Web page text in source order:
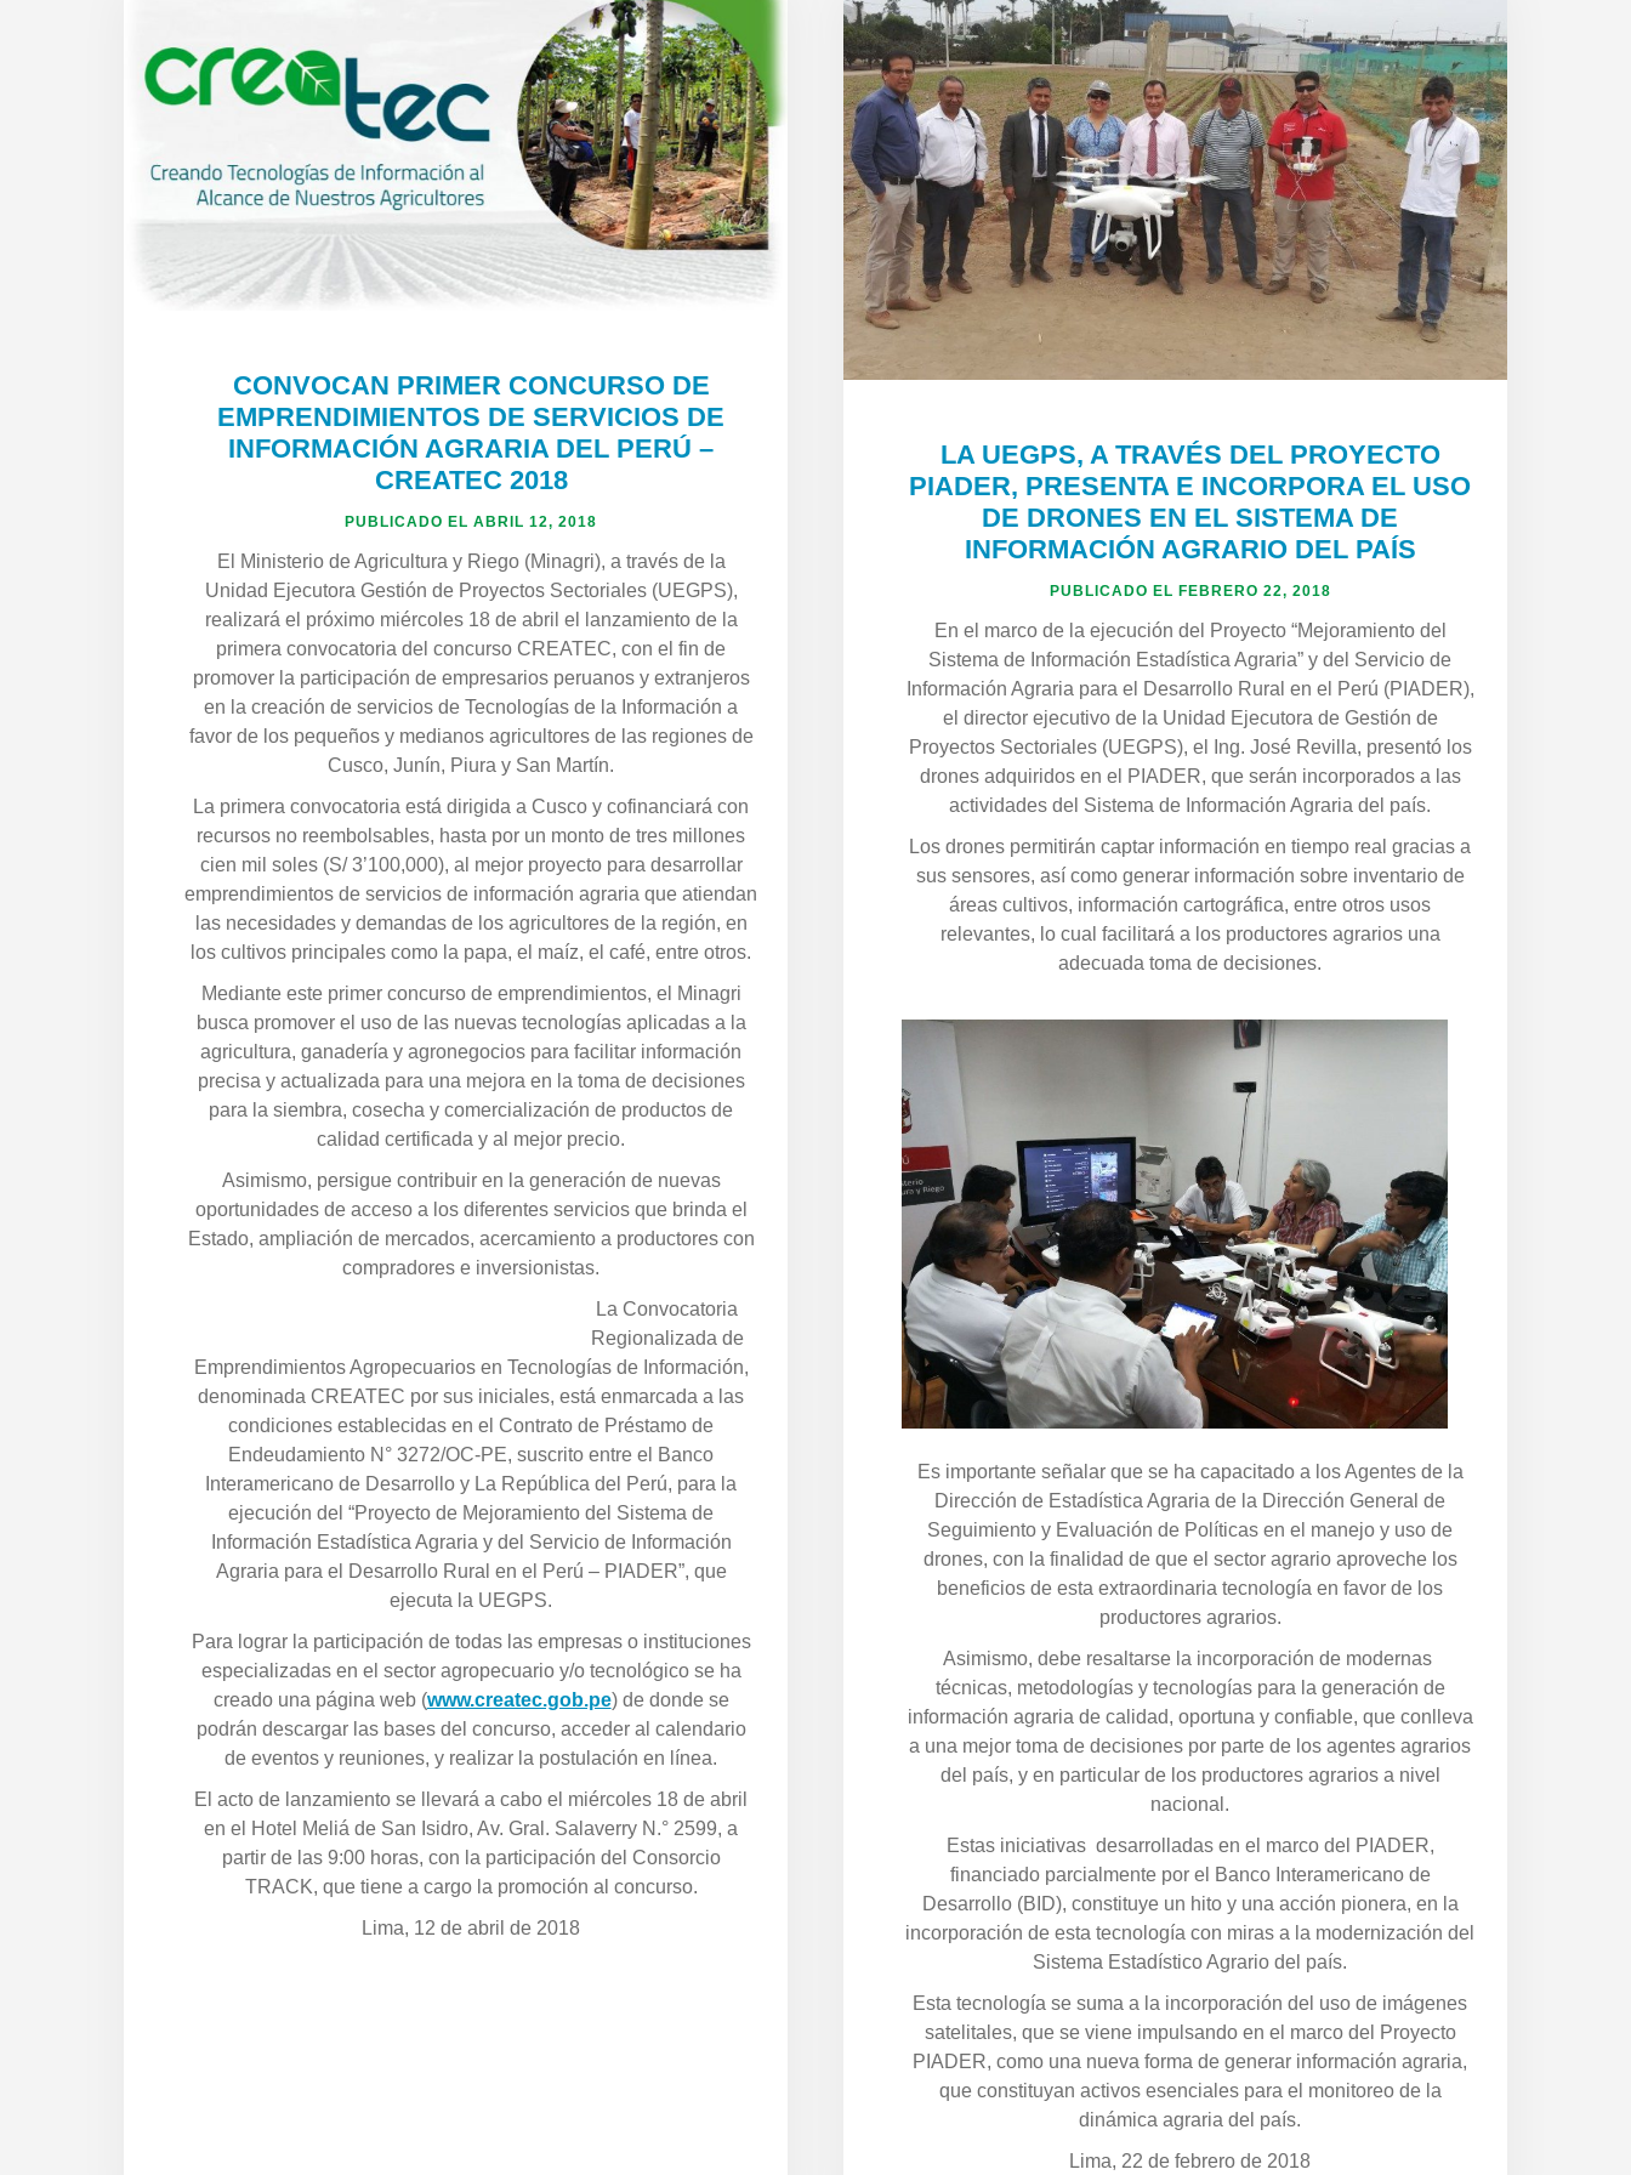
CONVOCAN PRIMER CONCURSO DE
EMPRENDIMIENTOS DE SERVICIOS DE
INFORMACIÓN AGRARIA DEL PERÚ –
CREATEC 2018
PUBLICADO ELABRIL 12, 2018
El Ministerio de Agricultura y Riego (Minagri), a través de la
Unidad Ejecutora Gestión de Proyectos Sectoriales (UEGPS),
realizará el próximo miércoles 18 de abril el lanzamiento de la
primera convocatoria del concurso CREATEC, con el fin de
promover la participación de empresarios peruanos y extranjeros
en la creación de servicios de Tecnologías de la Información a
favor de los pequeños y medianos agricultores de las regiones de
Cusco, Junín, Piura y San Martín.
La primera convocatoria está dirigida a Cusco y cofinanciará con
recursos no reembolsables, hasta por un monto de tres millones
cien mil soles (S/ 3’100,000), al mejor proyecto para desarrollar
emprendimientos de servicios de información agraria que atiendan
las necesidades y demandas de los agricultores de la región, en
los cultivos principales como la papa, el maíz, el café, entre otros.
Mediante este primer concurso de emprendimientos, el Minagri
busca promover el uso de las nuevas tecnologías aplicadas a la
agricultura, ganadería y agronegocios para facilitar información
precisa y actualizada para una mejora en la toma de decisiones
para la siembra, cosecha y comercialización de productos de
calidad certificada y al mejor precio.
Asimismo, persigue contribuir en la generación de nuevas
oportunidades de acceso a los diferentes servicios que brinda el
Estado, ampliación de mercados, acercamiento a productores con
compradores e inversionistas.
La Convocatoria
Regionalizada de
Emprendimientos Agropecuarios en Tecnologías de Información,
denominada CREATEC por sus iniciales, está enmarcada a las
condiciones establecidas en el Contrato de Préstamo de
Endeudamiento N° 3272/OC‐PE, suscrito entre el Banco
Interamericano de Desarrollo y La República del Perú, para la
ejecución del “Proyecto de Mejoramiento del Sistema de
Información Estadística Agraria y del Servicio de Información
Agraria para el Desarrollo Rural en el Perú – PIADER”, que
ejecuta la UEGPS.
Para lograr la participación de todas las empresas o instituciones
especializadas en el sector agropecuario y/o tecnológico se ha
creado una página web (www.createc.gob.pe) de donde se
podrán descargar las bases del concurso, acceder al calendario
de eventos y reuniones, y realizar la postulación en línea.
El acto de lanzamiento se llevará a cabo el miércoles 18 de abril
en el Hotel Meliá de San Isidro, Av. Gral. Salaverry N.° 2599, a
partir de las 9:00 horas, con la participación del Consorcio
TRACK, que tiene a cargo la promoción al concurso.
Lima, 12 de abril de 2018
LA UEGPS, A TRAVÉS DEL PROYECTO
PIADER, PRESENTA E INCORPORA EL USO
DE DRONES EN EL SISTEMA DE
INFORMACIÓN AGRARIO DEL PAÍS
PUBLICADO EL FEBRERO 22, 2018
En el marco de la ejecución del Proyecto “Mejoramiento del
Sistema de Información Estadística Agraria” y del Servicio de
Información Agraria para el Desarrollo Rural en el Perú (PIADER),
el director ejecutivo de la Unidad Ejecutora de Gestión de
Proyectos Sectoriales (UEGPS), el Ing. José Revilla, presentó los
drones adquiridos en el PIADER, que serán incorporados a las
actividades del Sistema de Información Agraria del país.
Los drones permitirán captar información en tiempo real gracias a
sus sensores, así como generar información sobre inventario de
áreas cultivos, información cartográfica, entre otros usos
relevantes, lo cual facilitará a los productores agrarios una
adecuada toma de decisiones.
Es importante señalar que se ha capacitado a los Agentes de la
Dirección de Estadística Agraria de la Dirección General de
Seguimiento y Evaluación de Políticas en el manejo y uso de
drones, con la finalidad de que el sector agrario aproveche los
beneficios de esta extraordinaria tecnología en favor de los
productores agrarios.
Asimismo, debe resaltarse la incorporación de modernas
técnicas, metodologías y tecnologías para la generación de
información agraria de calidad, oportuna y confiable, que conlleva
a una mejor toma de decisiones por parte de los agentes agrarios
del país, y en particular de los productores agrarios a nivel
nacional.
Estas iniciativas desarrolladas en el marco del PIADER,
financiado parcialmente por el Banco Interamericano de
Desarrollo (BID), constituye un hito y una acción pionera, en la
incorporación de esta tecnología con miras a la modernización del
Sistema Estadístico Agrario del país.
Esta tecnología se suma a la incorporación del uso de imágenes
satelitales, que se viene impulsando en el marco del Proyecto
PIADER, como una nueva forma de generar información agraria,
que constituyan activos esenciales para el monitoreo de la
dinámica agraria del país.
Lima, 22 de febrero de 2018